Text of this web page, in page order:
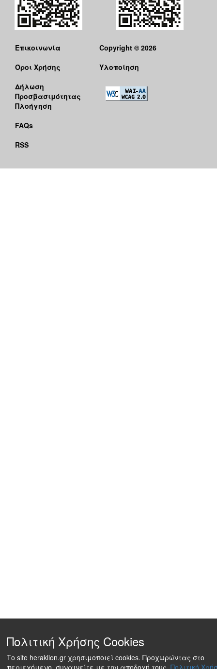
Επικοινωνία
Όροι Χρήσης
Δήλωση
Προσβασιμότητας
Πλοήγηση
FAQs
RSS
Copyright © 2026
Υλοποίηση
Πολιτική Χρήσης Cookies
Το site heraklion.gr χρησιμοποιεί cookies. Προχωρώντας στο
περιεχόμενο, συναινείτε με την αποδοχή τους. Πολιτική